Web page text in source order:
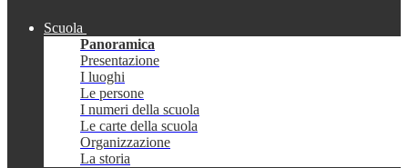
Scuola
Panoramica
Presentazione
I luoghi
Le persone
I numeri della scuola
Le carte della scuola
Organizzazione
La storia